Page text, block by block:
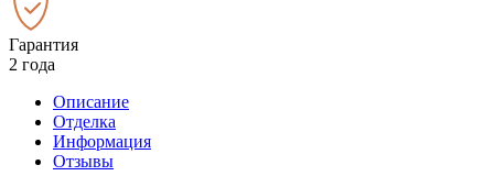
Гарантия
2 года
Описание
Отделка
Информация
Отзывы